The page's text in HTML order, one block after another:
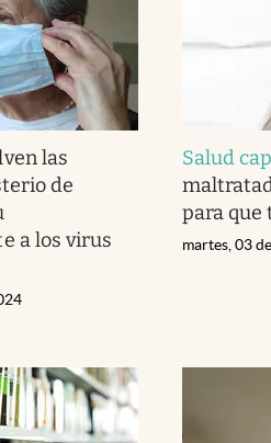
las
de
a los virus
Salud
para que
martes, 03